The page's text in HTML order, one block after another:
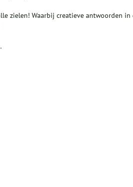
zielen! Waarbij creatieve antwoorden